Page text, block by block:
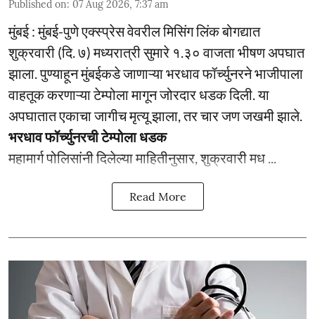
Published on: 07 Aug 2026, 7:37 am
मुंबई : मुंबई-पुणे एक्स्प्रेस वेवरील मिसिंग लिंक बोगद्यात
शुक्रवारी (दि. ७) मध्यरात्री सुमारे १.३० वाजता भीषण अपघात
झाला. पुण्याहून मुंबईकडे जाणाऱ्या भरधाव फॉर्च्युनरने भाजीपाला
वाहतूक करणाऱ्या टेम्पोला मागून जोरदार धडक दिली. या
अपघातात एकाचा जागीच मृत्यू झाला, तर चार जण जखमी झाले.
भरधाव फॉर्च्युनरची टेम्पोला धडक
महामार्ग पोलिसांनी दिलेल्या माहितीनुसार, शुक्रवारी मध ...
Read More